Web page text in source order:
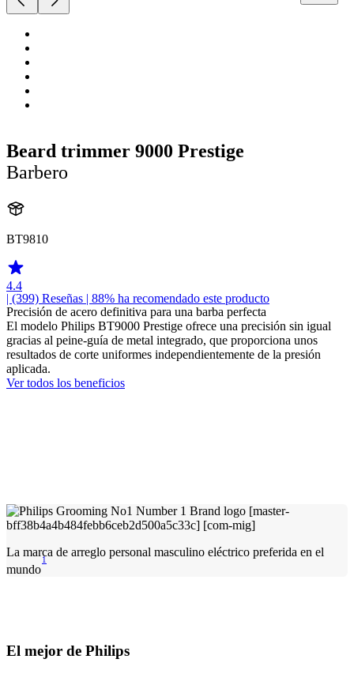
Beard trimmer 9000 Prestige
Barbero
BT9810
4.4
| (399) Reseñas | 88% ha recomendado este producto
Precisión de acero definitiva para una barba perfecta
El modelo Philips BT9000 Prestige ofrece una precisión sin igual
gracias al peine-guía de metal integrado, que proporciona unos
resultados de corte uniformes independientemente de la presión
aplicada.
Ver todos los beneficios
La marca de arreglo personal masculino eléctrico preferida en el
mundo
1
El mejor de Philips